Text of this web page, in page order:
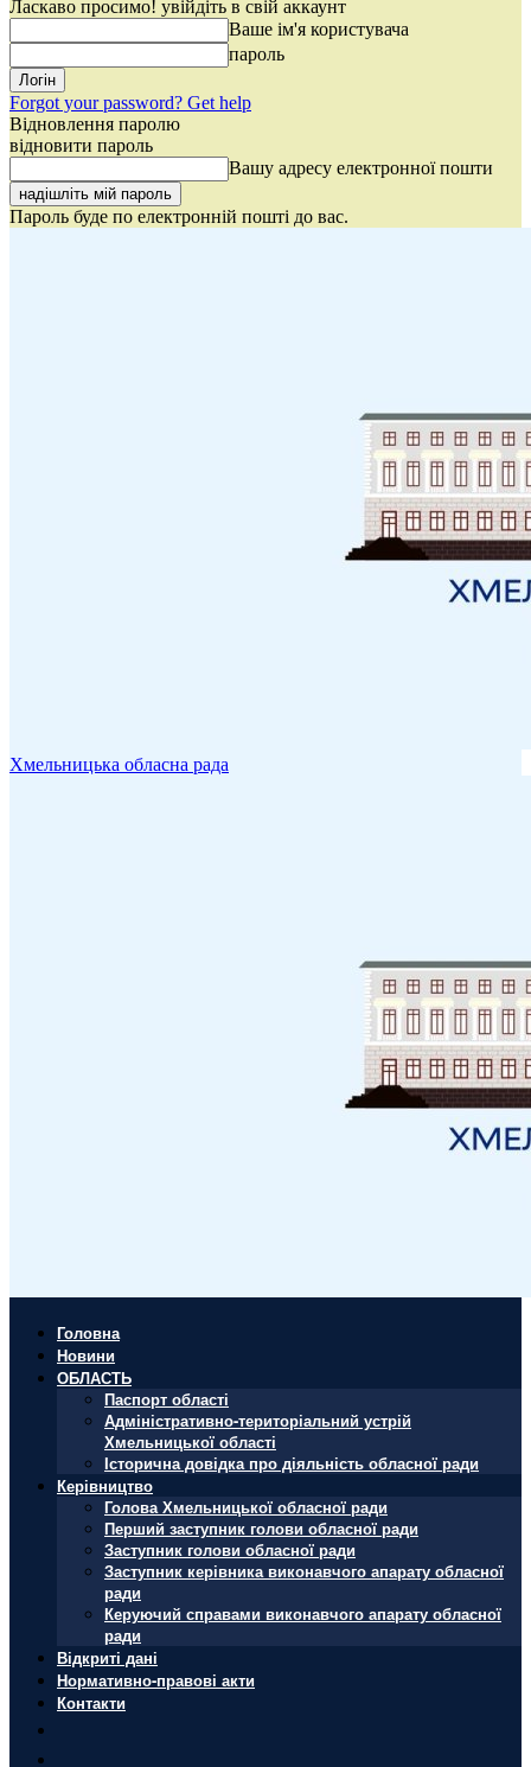
Ласкаво просимо! увійдіть в свій аккаунт
Ваше ім'я користувача
пароль
Forgot your password? Get help
Відновлення паролю
відновити пароль
Вашу адресу електронної пошти
Пароль буде по електронній пошті до вас.
Хмельницька обласна рада
Головна
Новини
ОБЛАСТЬ
Паспорт області
Адміністративно-територіальний устрій
Хмельницької області
Історична довідка про діяльність обласної ради
Керівництво
Голова Хмельницької обласної ради
Перший заступник голови обласної ради
Заступник голови обласної ради
Заступник керівника виконавчого апарату обласної
ради
Керуючий справами виконавчого апарату обласної
ради
Відкриті дані
Нормативно-правові акти
Контакти